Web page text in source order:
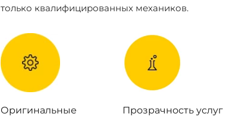
только квалифицированных механиков.
Оригинальные
Прозрачность услуг